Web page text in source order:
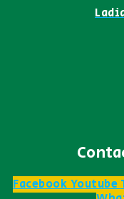
FacebookYoutube